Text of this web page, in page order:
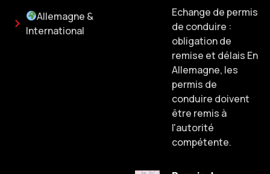
Allemagne &
International
Echange de permis
de conduire :
obligation de
remise et délais En
Allemagne, les
permis de
conduire doivent
être remis à
l'autorité
compétente.